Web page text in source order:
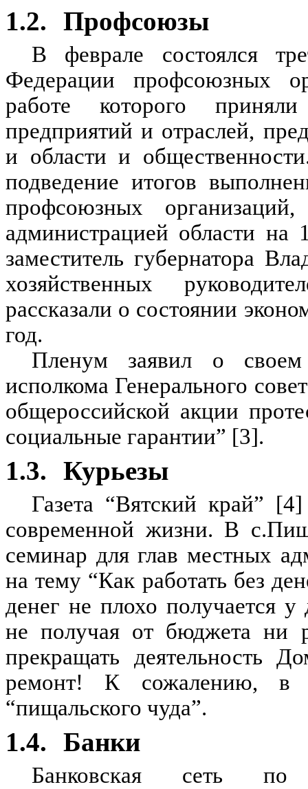
1.2. Профсоюзы
В феврале состоялся
Федерации профсоюзных
работе которого
предприятий и отраслей,
и области и
подведение итогов
профсоюзных
администрацией области
заместитель губернатора
хозяйственных
рассказали о состоянии
год.
Пленум заявил о своем
исполкома Генерального
общероссийской акции
социальные гарантии” [3].
1.3. Курьезы
Газета “Вятский край”
современной жизни. В
семинар для глав местных
на тему “Как работать без
денег не плохо получается
не получая от бюджета ни
прекращать деятельность
ремонт! К сожалению, в
“пищальского чуда”.
1.4. Банки
Банковская сеть по